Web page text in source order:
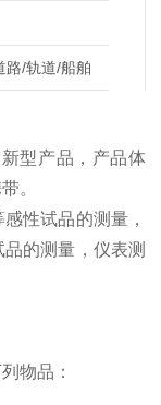
路/轨道/船舶
型产品，产品体
。
性试品的测量，
的测量，仪表测
物品：